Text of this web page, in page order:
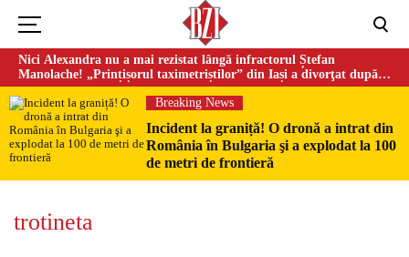
Nici Alexandra nu a mai rezistat lângă infractorul Ștefan
Manolache! „Prințișorul taximetriștilor” din Iași a divorţat după
doi ani de căsnicie
Breaking News
Incident la graniță! O dronă a intrat din
România în Bulgaria şi a explodat la 100
de metri de frontieră
trotineta